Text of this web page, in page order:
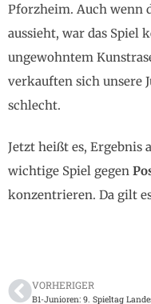
Pforzheim. Auch wenn
aussieht, war das Spiel
ungewohntem
verkauften sich unsere
schlecht.
Jetzt heißt es, Ergebnis
wichtige Spiel gegen
konzentrieren. Da gilt
VORHERIGER